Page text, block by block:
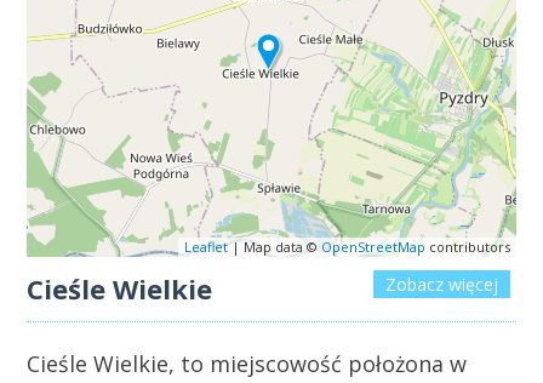
Leaflet| Map data ©OpenStreetMap contributors
Zobacz więcej
Cieśle Wielkie
Cieśle Wielkie, to miejscowość położona w